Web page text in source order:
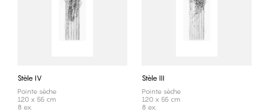
Stèle IV
Pointe sèche
120 x 55 cm
8 ex.
Stèle III
Pointe sèche
120 x 55 cm
8 ex.